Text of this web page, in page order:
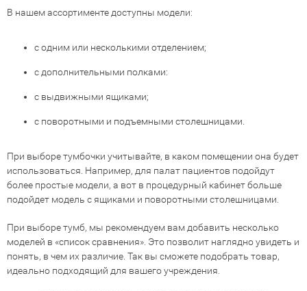
В нашем ассортименте доступны модели:
с одним или несколькими отделением;
с дополнительными полками:
с выдвижными ящиками;
с поворотными и подъемными столешницами.
При выборе тумбочки учитывайте, в каком помещении она будет
использоваться. Например, для палат пациентов подойдут
более простые модели, а вот в процедурный кабинет больше
подойдет модель с ящиками и поворотными столешницами.
При выборе тумб, мы рекомендуем вам добавить несколько
моделей в «список сравнения». Это позволит наглядно увидеть и
понять, в чем их различие. Так вы сможете подобрать товар,
идеально подходящий для вашего учреждения.